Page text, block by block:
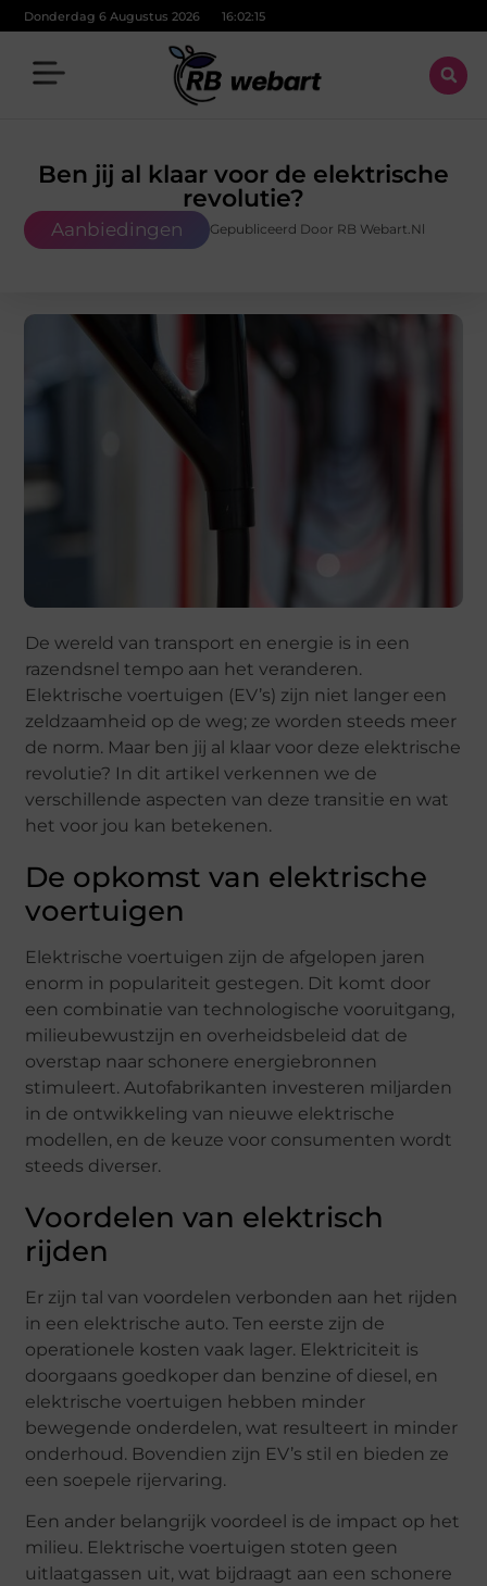
Donderdag 6 Augustus 2026 16:02:17
Ben jij al klaar voor de elektrische
revolutie?
Aanbiedingen Gepubliceerd Door RB Webart.nl
De wereld van transport en energie is in een
razendsnel tempo aan het veranderen.
Elektrische voertuigen (EV’s) zijn niet langer een
zeldzaamheid op de weg; ze worden steeds meer
de norm. Maar ben jij al klaar voor deze elektrische
revolutie? In dit artikel verkennen we de
verschillende aspecten van deze transitie en wat
het voor jou kan betekenen.
De opkomst van elektrische
voertuigen
Elektrische voertuigen zijn de afgelopen jaren
enorm in populariteit gestegen. Dit komt door
een combinatie van technologische vooruitgang,
milieubewustzijn en overheidsbeleid dat de
overstap naar schonere energiebronnen
stimuleert. Autofabrikanten investeren miljarden
in de ontwikkeling van nieuwe elektrische
modellen, en de keuze voor consumenten wordt
steeds diverser.
Voordelen van elektrisch
rijden
Er zijn tal van voordelen verbonden aan het rijden
in een elektrische auto. Ten eerste zijn de
operationele kosten vaak lager. Elektriciteit is
doorgaans goedkoper dan benzine of diesel, en
elektrische voertuigen hebben minder
bewegende onderdelen, wat resulteert in minder
onderhoud. Bovendien zijn EV’s stil en bieden ze
een soepele rijervaring.
Een ander belangrijk voordeel is de impact op het
milieu. Elektrische voertuigen stoten geen
uitlaatgassen uit, wat bijdraagt aan een schonere